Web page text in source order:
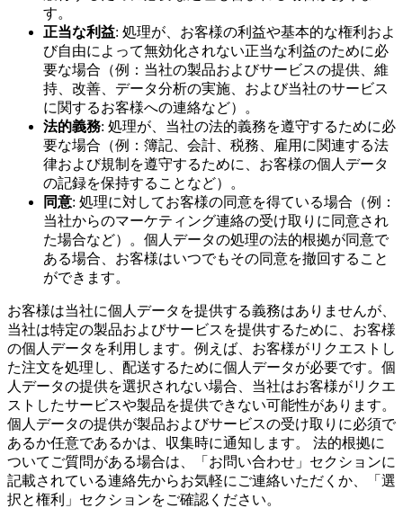
す。
正当な利益: 処理が、お客様の利益や基本的な権利およ
び自由によって無効化されない正当な利益のために必
要な場合（例：当社の製品およびサービスの提供、維
持、改善、データ分析の実施、および当社のサービス
に関するお客様への連絡など）。
法的義務: 処理が、当社の法的義務を遵守するために必
要な場合（例：簿記、会計、税務、雇用に関連する法
律および規制を遵守するために、お客様の個人データ
の記録を保持することなど）。
同意: 処理に対してお客様の同意を得ている場合（例：
当社からのマーケティング連絡の受け取りに同意され
た場合など）。個人データの処理の法的根拠が同意で
ある場合、お客様はいつでもその同意を撤回すること
ができます。
お客様は当社に個人データを提供する義務はありませんが、
当社は特定の製品およびサービスを提供するために、お客様
の個人データを利用します。例えば、お客様がリクエストし
た注文を処理し、配送するために個人データが必要です。個
人データの提供を選択されない場合、当社はお客様がリクエ
ストしたサービスや製品を提供できない可能性があります。
個人データの提供が製品およびサービスの受け取りに必須で
あるか任意であるかは、収集時に通知します。 法的根拠に
ついてご質問がある場合は、「お問い合わせ」セクションに
記載されている連絡先からお気軽にご連絡いただくか、「選
択と権利」セクションをご確認ください。